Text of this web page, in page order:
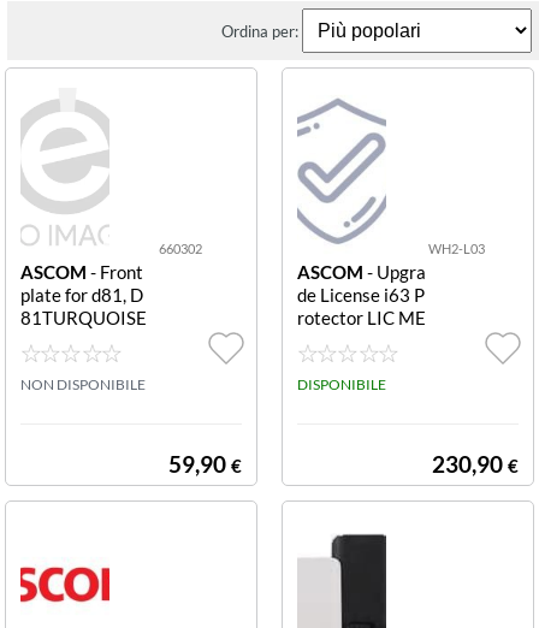
Ordina per:
660302
ASCOM - Front
plate for d81, D
81TURQUOISE
10PCS 660302
Front plate d81t
urquoise 10pcs
NON DISPONIBILE
59,90 €
WH2-L03
ASCOM - Upgra
de License i63 P
rotector LIC ME
SSEN. TO LIGH
T WH2-L03 UP
GRADE LICENS
DISPONIBILE
230,90 €